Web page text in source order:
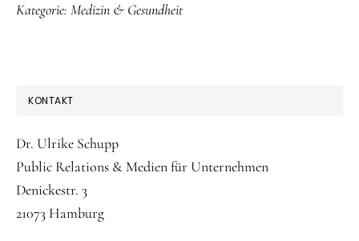
Kategorie: Medizin & Gesundheit
SEITENSPALTE
KONTAKT
Dr. Ulrike Schupp
Public Relations & Medien für Unternehmen
Denickestr. 3
21073 Hamburg